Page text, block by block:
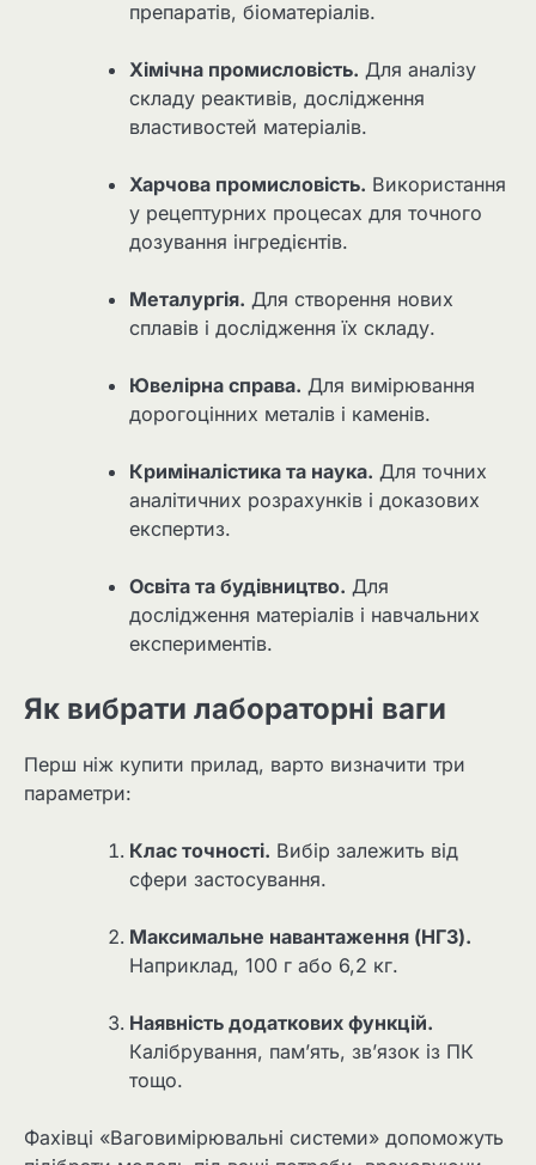
препаратів, біоматеріалів.
Хімічна промисловість. Для аналізу
складу реактивів, дослідження
властивостей матеріалів.
Харчова промисловість. Використання
у рецептурних процесах для точного
дозування інгредієнтів.
Металургія. Для створення нових
сплавів і дослідження їх складу.
Ювелірна справа. Для вимірювання
дорогоцінних металів і каменів.
Криміналістика та наука. Для точних
аналітичних розрахунків і доказових
експертиз.
Освіта та будівництво. Для
дослідження матеріалів і навчальних
експериментів.
Як вибрати лабораторні ваги
Перш ніж купити прилад, варто визначити три
параметри:
Клас точності. Вибір залежить від
сфери застосування.
Максимальне навантаження (НГЗ).
Наприклад, 100 г або 6,2 кг.
Наявність додаткових функцій.
Калібрування, пам’ять, зв’язок із ПК
тощо.
Фахівці «Ваговимірювальні системи» допоможуть